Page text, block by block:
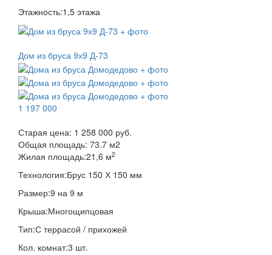
Этажность:1,5 этажа
Дом из бруса 9х9 Д-73
1 197 000
Старая цена: 1 258 000 руб.
Общая площадь: 73.7 м2
Жилая площадь:21,6 м2
Технология:Брус 150 Х 150 мм
Размер:9 на 9 м
Крыша:Многощипцовая
Тип:С террасой / прихожей
Кол. комнат:3 шт.